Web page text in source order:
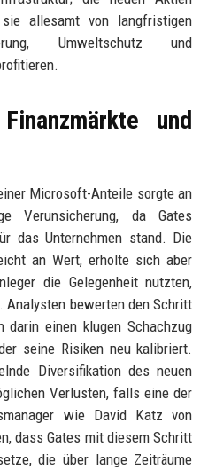
allesamt von langfristigen
Umweltschutz und
und
Microsoft-Anteile sorgte an
Verunsicherung, da Gates
das Unternehmen stand. Die
an Wert, erholte sich aber
die Gelegenheit nutzten,
bewerten den Schritt
darin einen klugen Schachzug
seine Risiken neu kalibriert.
Diversifikation des neuen
Verlusten, falls eine der
wie David Katz von
dass Gates mit diesem Schritt
die über lange Zeiträume